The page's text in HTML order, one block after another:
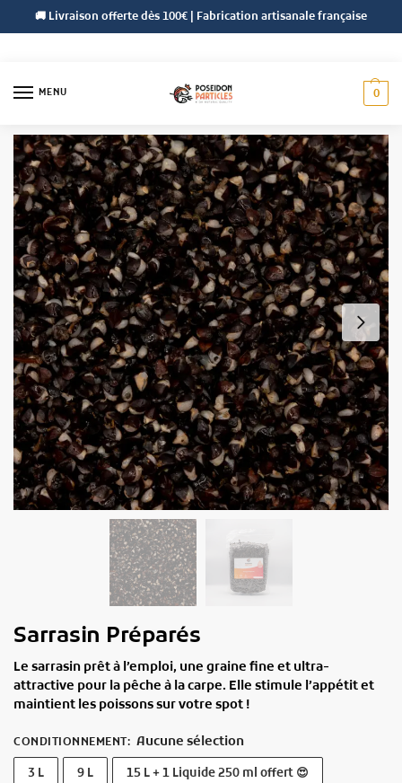
🚚 Livraison offerte dès 100€ | Fabrication artisanale française
MENU
0
Sarrasin Préparés
Le sarrasin prêt à l’emploi, une graine fine et ultra-
attractive pour la pêche à la carpe. Elle stimule l’appétit et
maintient les poissons sur votre spot !
CONDITIONNEMENT: Aucune sélection
3 L 9 L 15 L + 1 Liquide 250 ml offert 😍